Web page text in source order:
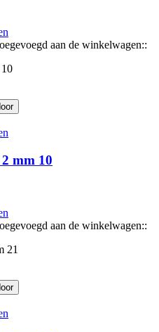
aan de winkelwagen::
mm 10
aan de winkelwagen::
21